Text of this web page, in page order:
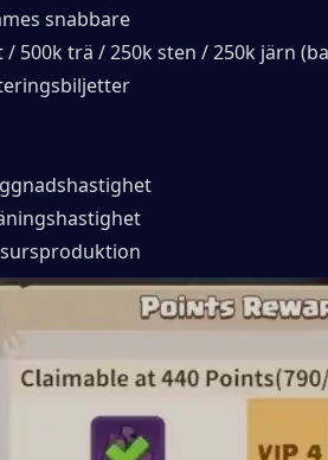
snabbare
/ 500k trä / 250k sten / 250k järn